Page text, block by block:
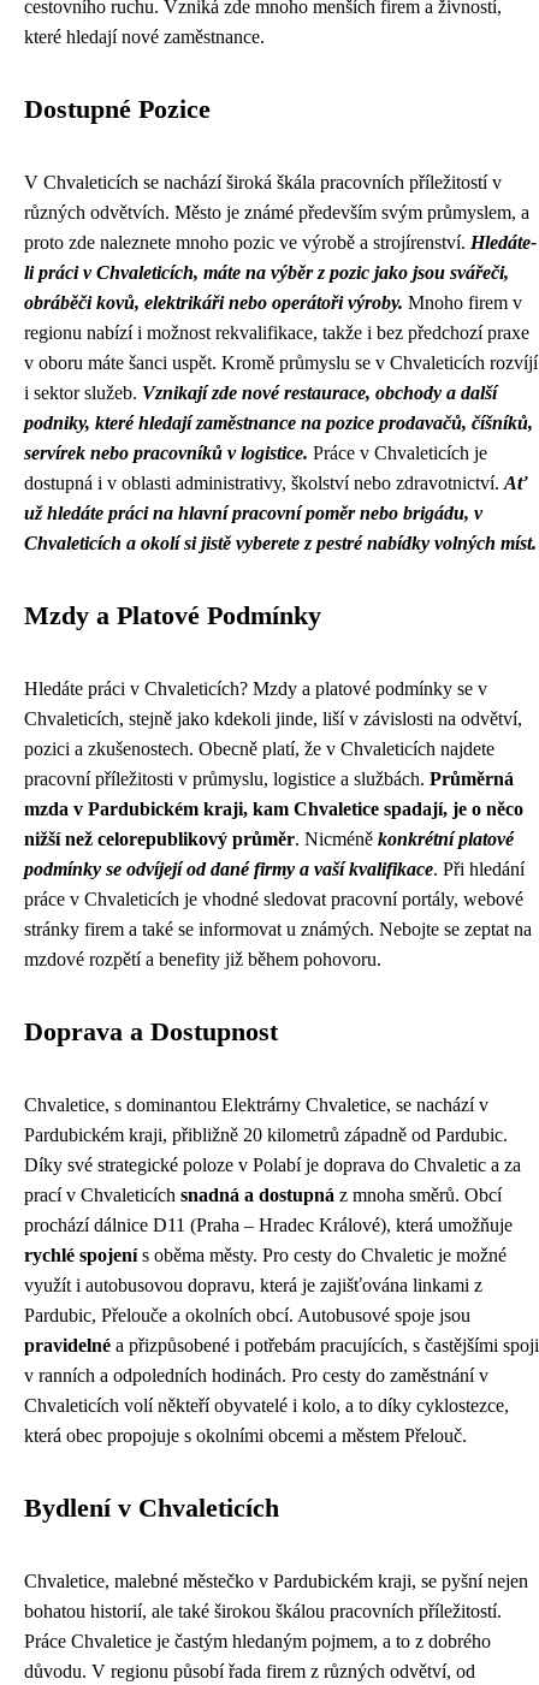
cestovního ruchu. Vzniká zde mnoho menších firem a živností,
které hledají nové zaměstnance.
Dostupné Pozice
V Chvaleticích se nachází široká škála pracovních příležitostí v
různých odvětvích. Město je známé především svým průmyslem, a
proto zde naleznete mnoho pozic ve výrobě a strojírenství. Hledáte-
li práci v Chvaleticích, máte na výběr z pozic jako jsou svářeči,
obráběči kovů, elektrikáři nebo operátoři výroby. Mnoho firem v
regionu nabízí i možnost rekvalifikace, takže i bez předchozí praxe
v oboru máte šanci uspět. Kromě průmyslu se v Chvaleticích rozvíjí
i sektor služeb. Vznikají zde nové restaurace, obchody a další
podniky, které hledají zaměstnance na pozice prodavačů, číšníků,
servírek nebo pracovníků v logistice. Práce v Chvaleticích je
dostupná i v oblasti administrativy, školství nebo zdravotnictví. Ať
už hledáte práci na hlavní pracovní poměr nebo brigádu, v
Chvaleticích a okolí si jistě vyberete z pestré nabídky volných míst.
Mzdy a Platové Podmínky
Hledáte práci v Chvaleticích? Mzdy a platové podmínky se v
Chvaleticích, stejně jako kdekoli jinde, liší v závislosti na odvětví,
pozici a zkušenostech. Obecně platí, že v Chvaleticích najdete
pracovní příležitosti v průmyslu, logistice a službách. Průměrná
mzda v Pardubickém kraji, kam Chvaletice spadají, je o něco
nižší než celorepublikový průměr. Nicméně konkrétní platové
podmínky se odvíjejí od dané firmy a vaší kvalifikace. Při hledání
práce v Chvaleticích je vhodné sledovat pracovní portály, webové
stránky firem a také se informovat u známých. Nebojte se zeptat na
mzdové rozpětí a benefity již během pohovoru.
Doprava a Dostupnost
Chvaletice, s dominantou Elektrárny Chvaletice, se nachází v
Pardubickém kraji, přibližně 20 kilometrů západně od Pardubic.
Díky své strategické poloze v Polabí je doprava do Chvaletic a za
prací v Chvaleticích snadná a dostupná z mnoha směrů. Obcí
prochází dálnice D11 (Praha – Hradec Králové), která umožňuje
rychlé spojenís oběma městy. Pro cesty do Chvaletic je možné
využít i autobusovou dopravu, která je zajišťována linkami z
Pardubic, Přelouče a okolních obcí. Autobusové spoje jsou
pravidelné a přizpůsobené i potřebám pracujících, s častějšími spoji
v ranních a odpoledních hodinách. Pro cesty do zaměstnání v
Chvaleticích volí někteří obyvatelé i kolo, a to díky cyklostezce,
která obec propojuje s okolními obcemi a městem Přelouč.
Bydlení v Chvaleticích
Chvaletice, malebné městečko v Pardubickém kraji, se pyšní nejen
bohatou historií, ale také širokou škálou pracovních příležitostí.
Práce Chvaletice je častým hledaným pojmem, a to z dobrého
důvodu. V regionu působí řada firem z různých odvětví, od